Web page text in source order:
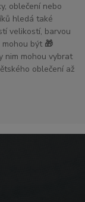
oblečení nebo
hledá také
velikostí, barvou
mohou být 🎁
nim mohou vybrat
oblečení až